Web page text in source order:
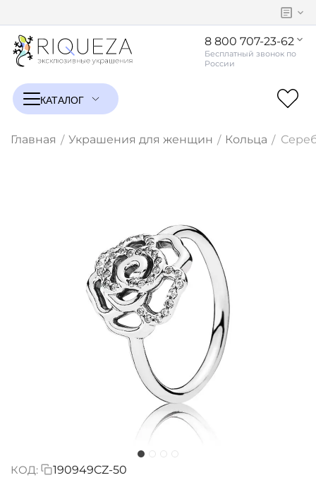
8 800 707-23-62
Главная / Украшения для женщин / Кольца /
КОД: 190949CZ-50